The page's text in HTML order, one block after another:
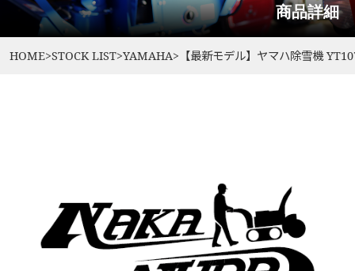
商品詳細
HOME>STOCK LIST>YAMAHA> 【最新モデル】ヤマハ除雪機